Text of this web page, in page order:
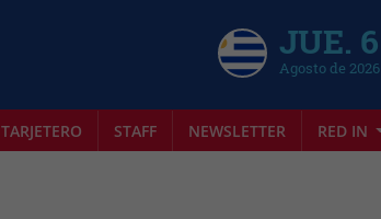
JUE. 6
Agosto de 2026
TARJETERO STAFF NEWSLETTER RED IN